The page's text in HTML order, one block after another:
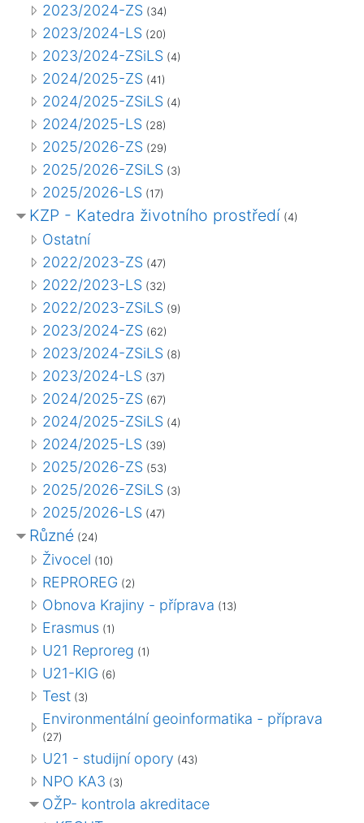
2023/2024-ZS (34)
2023/2024-LS (20)
2023/2024-ZSiLS (4)
2024/2025-ZS (41)
2024/2025-ZSiLS (4)
2024/2025-LS (28)
2025/2026-ZS (29)
2025/2026-ZSiLS (3)
2025/2026-LS (17)
KZP - Katedra životního prostředí (4)
Ostatní
2022/2023-ZS (47)
2022/2023-LS (32)
2022/2023-ZSiLS (9)
2023/2024-ZS (62)
2023/2024-ZSiLS (8)
2023/2024-LS (37)
2024/2025-ZS (67)
2024/2025-ZSiLS (4)
2024/2025-LS (39)
2025/2026-ZS (53)
2025/2026-ZSiLS (3)
2025/2026-LS (47)
Různé (24)
Živocel (10)
REPROREG (2)
Obnova Krajiny - příprava (13)
Erasmus (1)
U21 Reproreg (1)
U21-KIG (6)
Test (3)
Environmentální geoinformatika - příprava
(27)
U21 - studijní opory (43)
NPO KA3 (3)
OŽP- kontrola akreditace